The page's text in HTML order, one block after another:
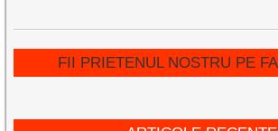
FII PRIETENUL NOSTRU PE